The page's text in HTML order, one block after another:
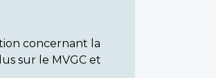
concernant la
sur le MVGC et